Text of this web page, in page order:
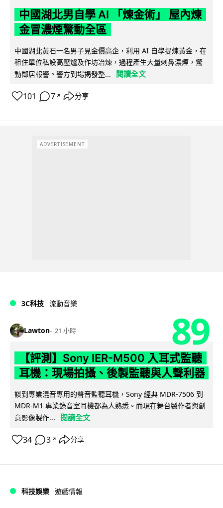
中國湖北男自學 AI 「煉金術」 屋內煉
金冒濃煙驚動全區
中國湖北黃石一名男子見金價高企，利用 AI 自學提煉黃金，在
租住單位私設高壓爐及作坊冶煉，過程產生大量刺鼻濃煙，驚
動鄰居報警。警方到場揭發整...
閱讀全文
101 7 ↗ 分享
ADVERTISEMENT
3C科技 流動音樂
Lawton 21 小時 89
【評測】Sony IER-M500 入耳式監聽
耳機：現場拍攝、後製監聽與人聲利器
談到專業混音專用的聲音監聽耳機，Sony 經典 MDR-7506 到
MDR-M1 專業錄音室耳機都為人熟悉。而現在舞台製作者與創
意影像製作...
閱讀全文
34 3 ↗ 分享
科技娛樂 遊戲情報